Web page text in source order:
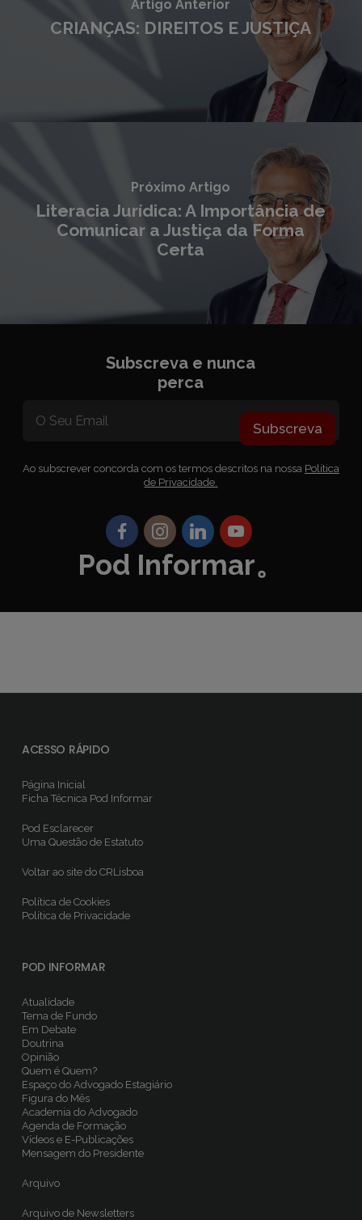
Artigo Anterior
CRIANÇAS: DIREITOS E JUSTIÇA
Próximo Artigo
Literacia Jurídica: A Importância de
Comunicar a Justiça da Forma
Certa
Subscreva e nunca
perca
Subscreva
Ao subscrever concorda com os termos descritos na nossa Política
de Privacidade.
Pod Informar。
ACESSO RÁPIDO
Página Inicial
Ficha TécnicaPod Informar
Pod Esclarecer
Uma Questão de Estatuto
Voltar ao site do CRLisboa
Política de Cookies
Política de Privacidade
POD INFORMAR
Atualidade
Tema de Fundo
Em Debate
Doutrina
Opinião
Quem é Quem?
Espaço do Advogado Estagiário
Figura do Mês
Academia do Advogado
Agenda de Formação
Vídeos e E-Publicações
Mensagem do Presidente
Arquivo
Arquivo de Newsletters